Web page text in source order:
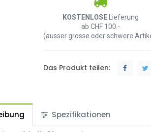
KOSTENLOSELieferung
ab CHF 100.-
(ausser grosse oder schwere
Das Produkt teilen:
Spezifikationen